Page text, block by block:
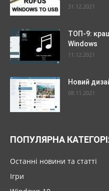
31.12.2021
ТОП-9:
Windows
11.12.2021
Новий
08.11.2021
ПОПУЛЯРНА
Останні новини та статті
Ігри